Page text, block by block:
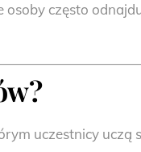
osoby często
uczestnicy uczą